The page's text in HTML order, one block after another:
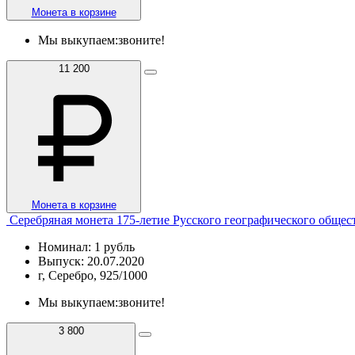
Монета в корзине
Мы выкупаем:звоните!
11 200
Монета в корзине
Серебряная монета 175-летие Русского географического
Номинал: 1 рубль
Выпуск: 20.07.2020
г, Серебро, 925/1000
Мы выкупаем:звоните!
3 800